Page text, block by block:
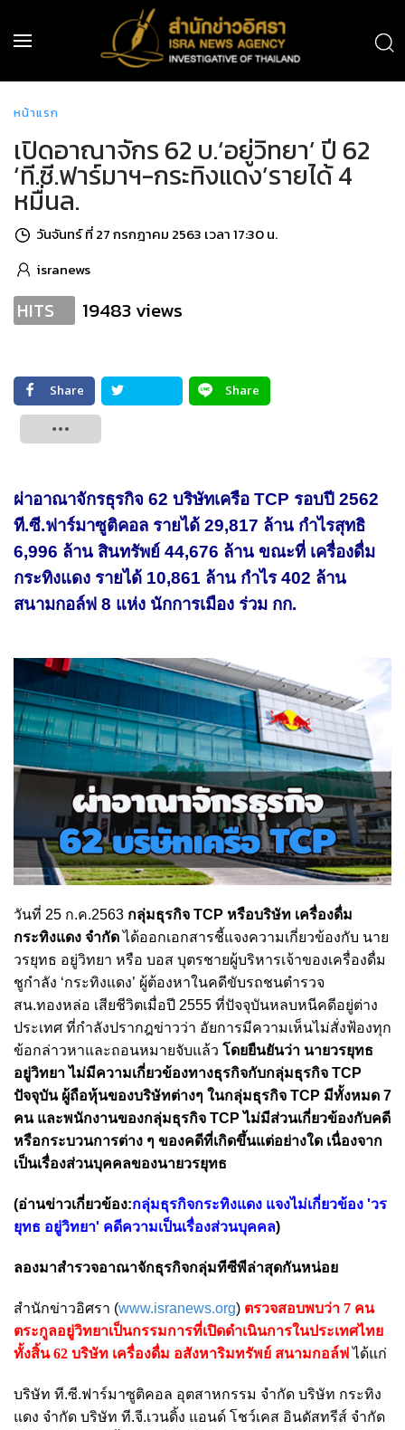
หน้าแรก
เปิดอาณาจักร 62 บ.‘อยู่วิทยา’ ปี 62
‘ที.ซี.ฟาร์มาฯ-กระทิงแดง’รายได้ 4
หมื่นล.
วันจันทร์ ที่ 27 กรกฎาคม 2563 เวลา 17:30 น.
isranews
HITS 19483 views
Share
Share
ผ่าอาณาจักรธุรกิจ 62 บริษัทเครือ TCP รอบปี 2562
ที.ซี.ฟาร์มาซูติคอล รายได้ 29,817 ล้าน กำไรสุทธิ
6,996 ล้าน สินทรัพย์ 44,676 ล้าน ขณะที่ เครื่องดื่ม
กระทิงแดง รายได้ 10,861 ล้าน กำไร 402 ล้าน
สนามกอล์ฟ 8 แห่ง นักการเมือง ร่วม กก.
วันที่ 25 ก.ค.2563 กลุ่มธุรกิจ TCP หรือบริษัท เครื่องดื่ม
กระทิงแดง จำกัดได้ออกเอกสารชี้แจงความเกี่ยวข้องกับ นาย
วรยุทธ อยู่วิทยา หรือ บอส บุตรชายผู้บริหารเจ้าของเครื่องดื่ม
ชูกำลัง ‘กระทิงแดง’ ผู้ต้องหาในคดีขับรถชนตำรวจ
สน.ทองหล่อ เสียชีวิตเมื่อปี 2555 ที่ปัจจุบันหลบหนีคดีอยู่ต่าง
ประเทศ ที่กำลังปรากฎข่าวว่า อัยการมีความเห็นไม่สั่งฟ้องทุก
ข้อกล่าวหาและถอนหมายจับแล้ว โดยยืนยันว่า นายวรยุทธ
อยู่วิทยา ไม่มีความเกี่ยวข้องทางธุรกิจกับกลุ่มธุรกิจ TCP
ปัจจุบัน ผู้ถือหุ้นของบริษัทต่างๆ ในกลุ่มธุรกิจ TCP มีทั้งหมด 7
คน และพนักงานของกลุ่มธุรกิจ TCP ไม่มีส่วนเกี่ยวข้องกับคดี
หรือกระบวนการต่าง ๆ ของคดีที่เกิดขึ้นแต่อย่างใด เนื่องจาก
เป็นเรื่องส่วนบุคคลของนายวรยุทธ
(อ่านข่าวเกี่ยวข้อง:กลุ่มธุรกิจกระทิงแดง แจงไม่เกี่ยวข้อง 'วร
ยุทธ อยู่วิทยา' คดีความเป็นเรื่องส่วนบุคคล)
ลองมาสำรวจอาณาจักธุรกิจกลุ่มทีซีพีล่าสุดกันหน่อย
สำนักข่าวอิศรา (www.isranews.org) ตรวจสอบพบว่า 7 คน
ตระกูลอยู่วิทยาเป็นกรรมการที่เปิดดำเนินการในประเทศไทย
ทั้งสิ้น 62 บริษัท เครื่องดื่ม อสังหาริมทรัพย์ สนามกอล์ฟ ได้แก่
บริษัท ที.ซี.ฟาร์มาซูติคอล อุตสาหกรรม จำกัด บริษัท กระทิง
แดง จำกัด บริษัท ที.จี.เวนดิ้ง แอนด์ โชว์เคส อินดัสทรีส์ จำกัด